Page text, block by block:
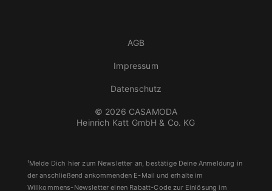
© 2026 CASAMODA
Heinrich Katt GmbH & Co. KG
AGB
Impressum
Datenschutz
¹Melde Dich hier zum Newsletter an, bestätige Deine Anmeldung in
der anschließend ankommenden E-Mail und erhalte im
Willkommens-Newsletter einen Rabatt-Code zur Einlösung im